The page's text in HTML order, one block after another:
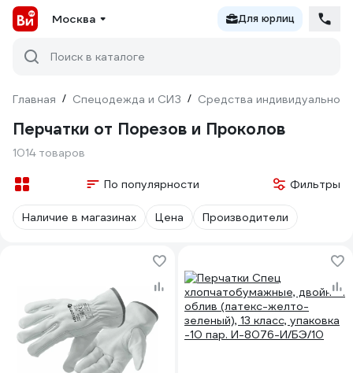
Москва Для юрлиц
Поиск в каталоге
Главная / Спецодежда и СИЗ / Средства индивидуальной
Перчатки от Порезов и Проколов
1014 товаров
По популярности Фильтры
Наличие в магазинах Цена Производители